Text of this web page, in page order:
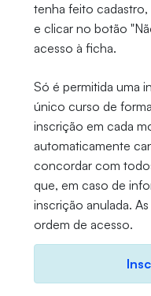
tenha feito cadastro,
e clicar no botão
acesso à ficha.
Só é permitida uma
único curso de
inscrição em cada
automaticamente
concordar com
que, em caso de
inscrição anulada.
ordem de acesso.